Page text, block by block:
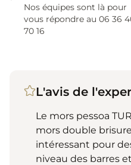
Nos équipes sont là pour
vous répondre au 06 36
70 16
L'avis de
Le mors pessoa
mors double
intéressant pour
niveau des barres